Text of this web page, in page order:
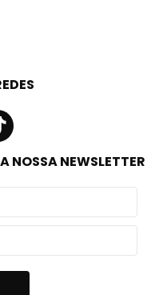
NOSSA NEWSLETTER